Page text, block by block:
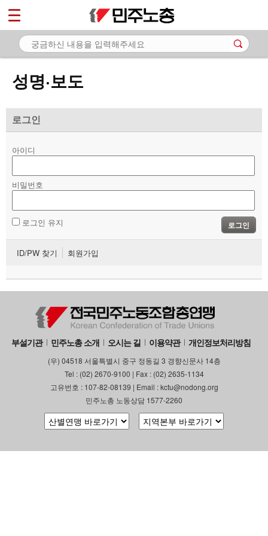
성명·보도
로그인
아이디
비밀번호
로그인 유지 로그인
ID/PW 찾기 회원가입
부설기관 민주노총 소개 오시는 길 이용약관 개인정보처리방침
(우) 04518 서울특별시 중구 정동길 3 경향신문사 14층
Tel : (02) 2670-9100 | Fax : (02) 2635-1134
고유번호 : 107-82-08139 | Email : kctu@nodong.org
민주노총 노동상담 1577-2260
마이페이지
소개
- 공지사항
- 성명·보도
자료
부설기관
업무